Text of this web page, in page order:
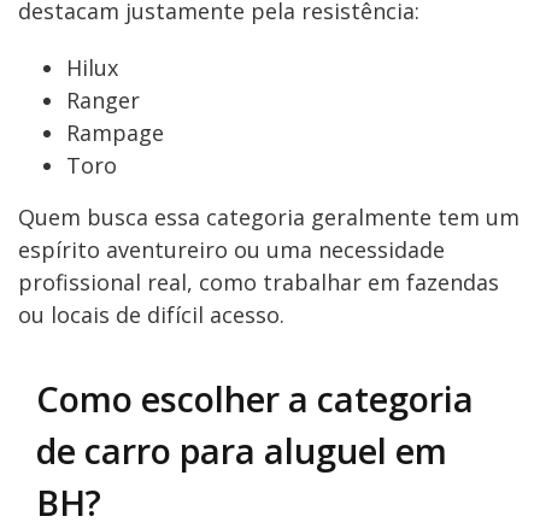
destacam justamente pela resistência:
Hilux
Ranger
Rampage
Toro
Quem busca essa categoria geralmente tem um
espírito aventureiro ou uma necessidade
profissional real, como trabalhar em fazendas
ou locais de difícil acesso.
Como escolher a categoria
de carro para aluguel em
BH?